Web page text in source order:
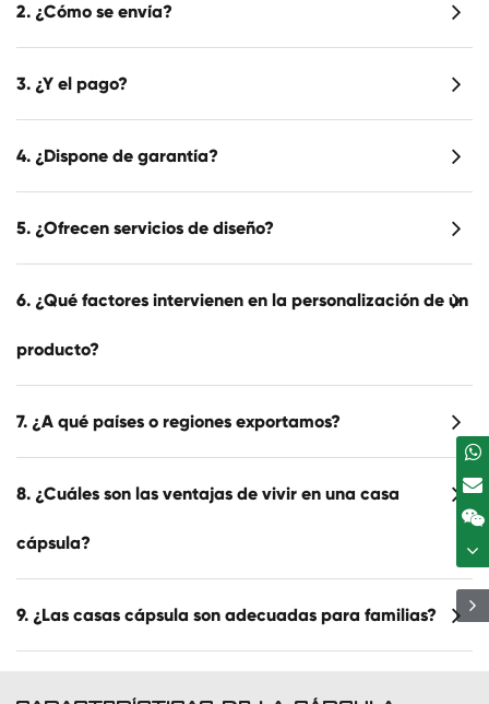
2. ¿Cómo se envía?
3. ¿Y el pago?
4. ¿Dispone de garantía?
5. ¿Ofrecen servicios de diseño?
6. ¿Qué factores intervienen en la personalización de un
producto?
7. ¿A qué países o regiones exportamos?
8. ¿Cuáles son las ventajas de vivir en una casa
cápsula?
9. ¿Las casas cápsula son adecuadas para familias?